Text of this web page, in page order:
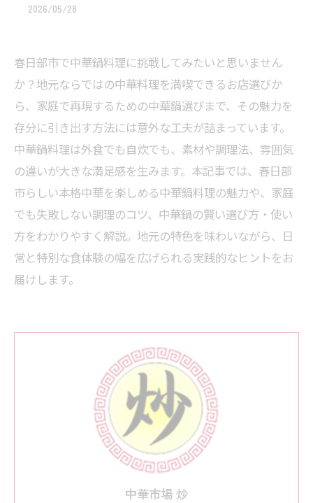
2026/05/28
春日部市で中華鍋料理に挑戦してみたいと思いません
か？地元ならではの中華料理を満喫できるお店選びか
ら、家庭で再現するための中華鍋選びまで、その魅力を
存分に引き出す方法には意外な工夫が詰まっています。
中華鍋料理は外食でも自炊でも、素材や調理法、雰囲気
の違いが大きな満足感を生みます。本記事では、春日部
市らしい本格中華を楽しめる中華鍋料理の魅力や、家庭
でも失敗しない調理のコツ、中華鍋の賢い選び方・使い
方をわかりやすく解説。地元の特色を味わいながら、日
常と特別な食体験の幅を広げられる実践的なヒントをお
届けします。
中華市場 炒